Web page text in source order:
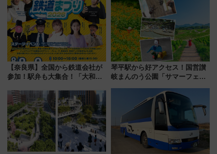
【奈良県】全国から鉄道会社が
参加！駅弁も大集合！「大和鉄
に開催決定
琴平駅から好アクセス！国営讃
岐まんのう公園「サマーフェス
ブトムシに楽しいがいっぱい